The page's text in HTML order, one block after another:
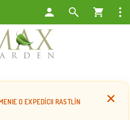
O EXPEDÍCII RASTLÍN